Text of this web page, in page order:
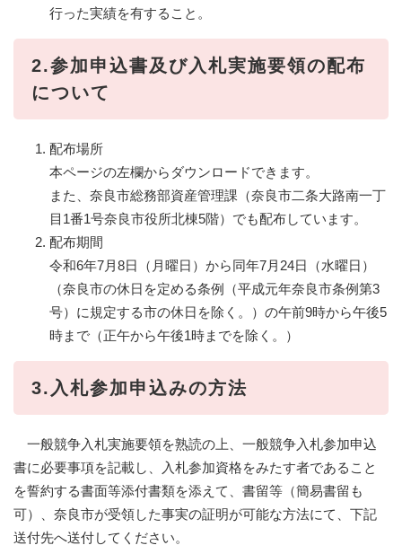
行った実績を有すること。
2.参加申込書及び入札実施要領の配布
について
配布場所
本ページの左欄からダウンロードできます。
また、奈良市総務部資産管理課（奈良市二条大路南一丁
目1番1号奈良市役所北棟5階）でも配布しています。
配布期間
令和6年7月8日（月曜日）から同年7月24日（水曜日）
（奈良市の休日を定める条例（平成元年奈良市条例第3
号）に規定する市の休日を除く。）の午前9時から午後5
時まで（正午から午後1時までを除く。）
3.入札参加申込みの方法
一般競争入札実施要領を熟読の上、一般競争入札参加申込
書に必要事項を記載し、入札参加資格をみたす者であること
を誓約する書面等添付書類を添えて、書留等（簡易書留も
可）、奈良市が受領した事実の証明が可能な方法にて、下記
送付先へ送付してください。